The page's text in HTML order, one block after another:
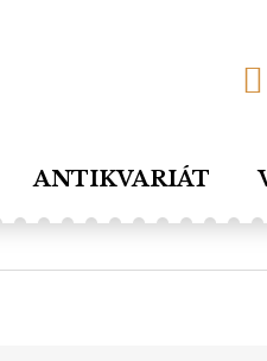
ANTIKVARIÁT